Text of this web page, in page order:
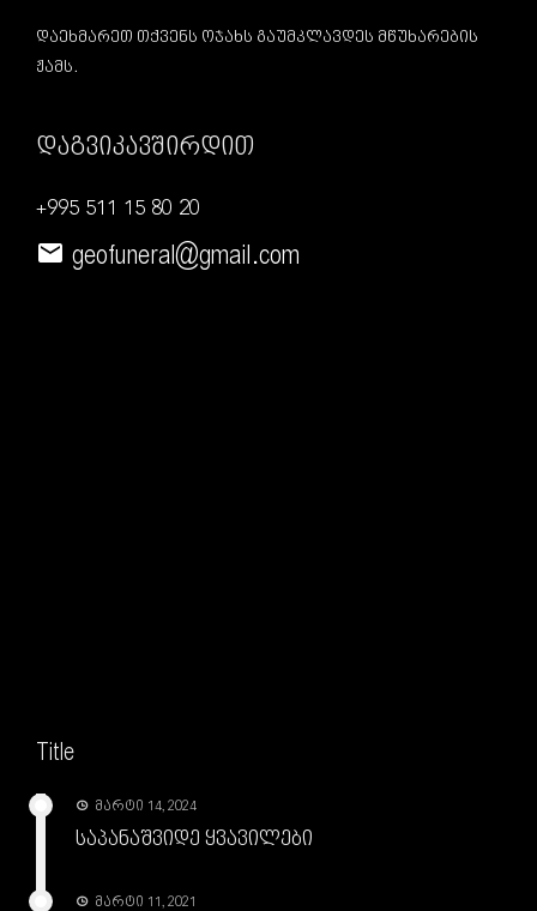
დაეხმარეთ თქვენს ოჯახს გაუმკლავდეს მწუხარების
ჟამს.
დაგვიკავშირდით
+995 511 15 80 20
geofuneral@gmail.com
Title
მარტი 14, 2024
საპანაშვიდე ყვავილები
მარტი 11, 2021